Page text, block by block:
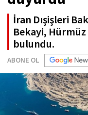
İran Dışişleri
Bekayi, Hürmüz
bulundu.
ABONE OL